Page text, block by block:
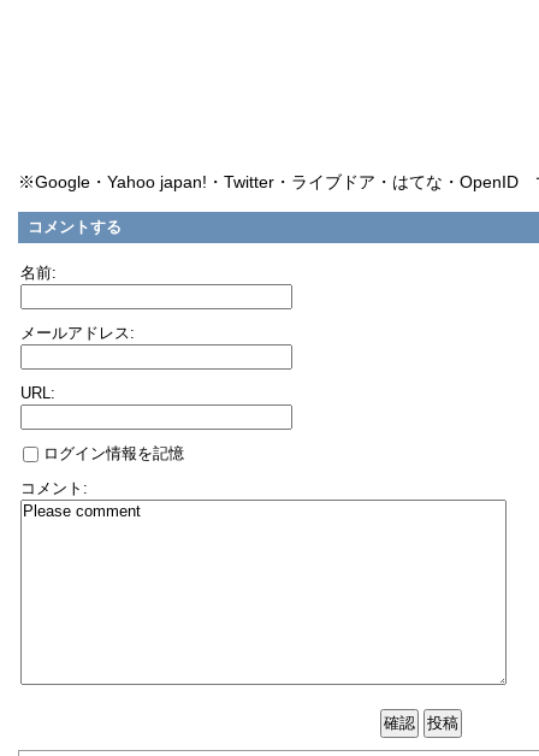
※Google・Yahoo japan!・Twitter・ライブドア・はてな・OpenID
コメントする
名前:
メールアドレス:
URL:
ログイン情報を記憶
コメント: